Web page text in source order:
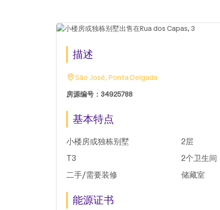
描述
São José, Ponta Delgada
房源编号：34925788
基本特点
小楼房或独栋别墅 2层
T3
2个卫生间
二手/需要装修
储藏室
能源证书